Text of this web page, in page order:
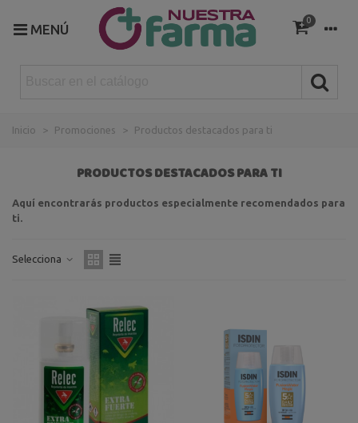
MENÚ
0
Inicio > Promociones > Productos destacados para ti
PRODUCTOS DESTACADOS PARA TI
Aquí encontrarás productos especialmente recomendados para
ti.
Selecciona